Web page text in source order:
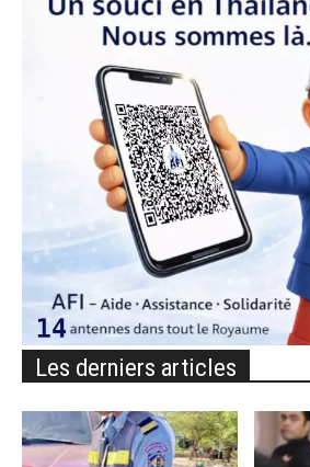
Les derniers articles